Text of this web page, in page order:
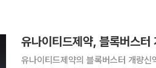
유나이티드제약, 블록버스터
유나이티드제약의 블록버스터 개량신약 ‘